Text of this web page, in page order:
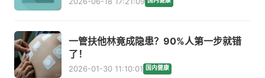
一管扶他林竟成隐患？90%人第一步就错
了！
2026-01-30 11:10:01 国内健康